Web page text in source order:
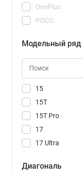
OnePlus
POCO
Realme
Samsung
Vivo
Xiaomi
Модельный ряд
15
15T
15T Pro
17
17 Ultra
17T Pro
Диагональ